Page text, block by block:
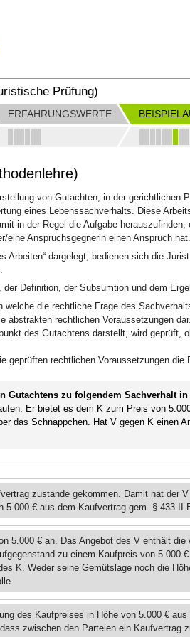
Prüfung)
ERFAHRUNGSWERTE
von Gutachten, in der gerichtlichen
eines Lebenssachverhalts. Diese
in der Regel die Aufgabe herauszufinden,
eine Anspruchsgegnerin einen Anspruch hat.
Arbeiten“ dargelegt, bedienen sich die
Definition, der Subsumtion und dem
die rechtliche Frage des
abstrakten rechtlichen Voraussetzungen dar.
des Gutachtens darstellt, wird geprüft,
geprüften rechtlichen Voraussetzungen die
Gutachtens zu folgendem Sachverhalt
Er bietet es dem K zum Preis von
das Schnäppchen. Hat V gegen K einen
zustande gekommen. Damit hat der
€ aus dem Kaufvertrag gem. § 433 II
5.000 € an. Das Angebot des V enthält die
zu einem Kaufpreis von 5.000
K. Weder seine Gemütslage noch die
des Kaufpreises in Höhe von 5.000 €
zwischen den Parteien ein Kaufvertrag